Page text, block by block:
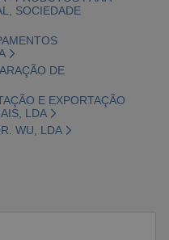
SOCIEDADE
DE
E EXPORTAÇÃO
LDA
WU, LDA